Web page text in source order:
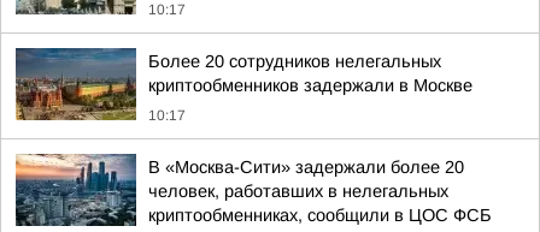
10:17
Более 20 сотрудников нелегальных
криптообменников задержали в Москве
10:17
В «Москва-Сити» задержали более 20
человек, работавших в нелегальных
криптообменниках, сообщили в ЦОС ФСБ